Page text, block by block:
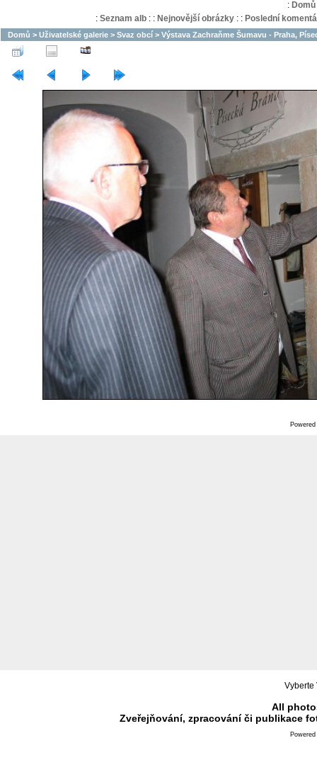
: Domů
: Seznam alb: : Nejnovější obrázky: : Poslední
Domů > Uživatelské galerie > Svaz obcí > Výstava Zachraňme Šumavu - Praha,
Vyberte
All
Zveřejňování, zpracování či publikace